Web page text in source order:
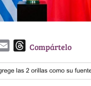
a
i
T
r
e
Compártelo